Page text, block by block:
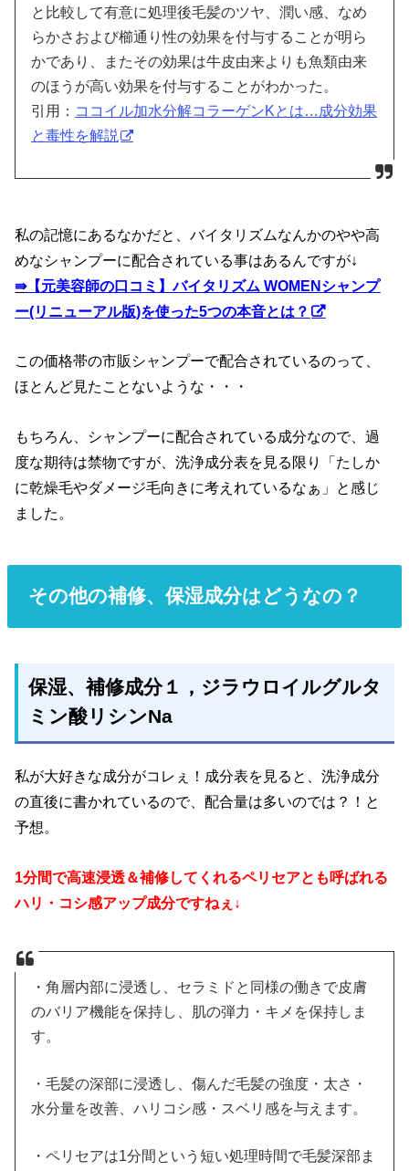
と比較して有意に処理後毛髪のツヤ、潤い感、なめ
らかさおよび櫛通り性の効果を付与することが明ら
かであり、またその効果は牛皮由来よりも魚類由来
のほうが高い効果を付与することがわかった。
引用： ココイル加水分解コラーゲンKとは…成分効果
と毒性を解説
私の記憶にあるなかだと、バイタリズムなんかのやや高
めなシャンプーに配合されている事はあるんですが↓
⇛【元美容師の口コミ】バイタリズム WOMENシャンプ
ー(リニューアル版)を使った5つの本音とは？
この価格帯の市販シャンプーで配合されているのって、
ほとんど見たことないような・・・
もちろん、シャンプーに配合されている成分なので、過
度な期待は禁物ですが、洗浄成分表を見る限り「たしか
に乾燥毛やダメージ毛向きに考えれているなぁ」と感じ
ました。
その他の補修、保湿成分はどうなの？
保湿、補修成分１，ジラウロイルグルタ
ミン酸リシンNa
私が大好きな成分がコレぇ！成分表を見ると、洗浄成分
の直後に書かれているので、配合量は多いのでは？！と
予想。
1分間で高速浸透＆補修してくれるペリセアとも呼ばれる
ハリ・コシ感アップ成分ですねぇ↓
・角層内部に浸透し、セラミドと同様の働きで皮膚
のバリア機能を保持し、肌の弾力・キメを保持しま
す。
・毛髪の深部に浸透し、傷んだ毛髪の強度・太さ・
水分量を改善、ハリコシ感・スベリ感を与えます。
・ペリセアは1分間という短い処理時間で毛髪深部ま